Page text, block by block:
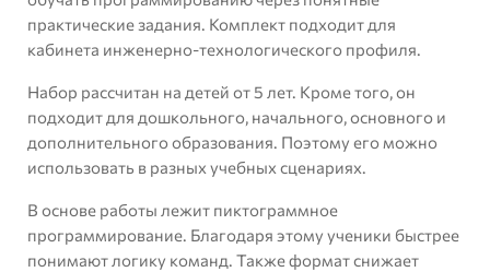
практические задания. Комплект подходит для
кабинета инженерно-технологического профиля.
Набор рассчитан на детей от 5 лет. Кроме того, он
подходит для дошкольного, начального, основного и
дополнительного образования. Поэтому его можно
использовать в разных учебных сценариях.
В основе работы лежит пиктограммное
программирование. Благодаря этому ученики быстрее
понимают логику команд. Также формат снижает